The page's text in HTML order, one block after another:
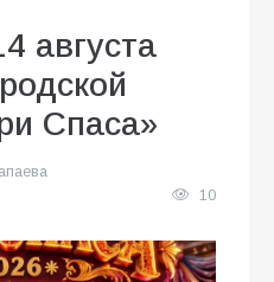
августа
Спаса»
10